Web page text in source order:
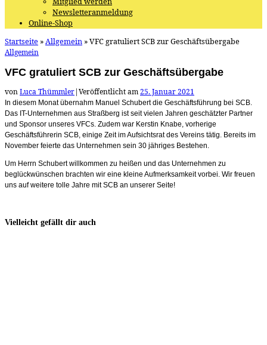
Newsletteranmeldung
Online-Shop
Startseite »Allgemein »VFC gratuliert SCB zur Geschäftsübergabe
Allgemein
VFC gratuliert SCB zur Geschäftsübergabe
vonLuca Thümmler|Veröffentlicht am25. Januar 2021
In diesem Monat übernahm Manuel Schubert die Geschäftsführung bei SCB.
Das IT-Unternehmen aus Straßberg ist seit vielen Jahren geschätzter Partner
und Sponsor unseres VFCs. Zudem war Kerstin Knabe, vorherige
Geschäftsführerin SCB, einige Zeit im Aufsichtsrat des Vereins tätig. Bereits im
November feierte das Unternehmen sein 30 jähriges Bestehen.
Um Herrn Schubert willkommen zu heißen und das Unternehmen zu
beglückwünschen brachten wir eine kleine Aufmerksamkeit vorbei. Wir freuen
uns auf weitere tolle Jahre mit SCB an unserer Seite!
Vielleicht gefällt dir auch